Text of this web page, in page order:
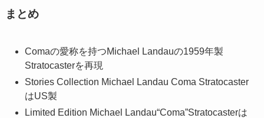
まとめ
Comaの愛称を持つMichael Landauの1959年製
Stratocasterを再現
Stories Collection Michael Landau Coma Stratocaster
はUS製
Limited Edition Michael Landau“Coma”Stratocasterは